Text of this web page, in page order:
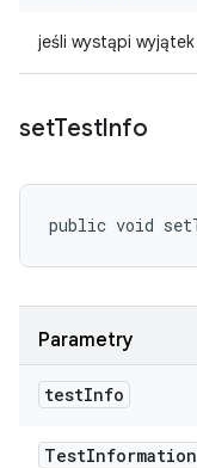
jeśli wystąpi
setTestInfo
public void
Parametry
testInfo
TestInformation